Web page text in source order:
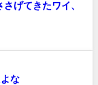
げてきたワイ、
な